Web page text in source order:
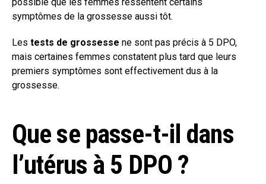
symptômes de la grossesse aussi tôt.
Les tests de grossesse ne sont pas précis à 5 DPO,
mais certaines femmes constatent plus tard que leurs
premiers symptômes sont effectivement dus à la
grossesse.
Que se passe-t-il dans
l’utérus à 5 DPO ?